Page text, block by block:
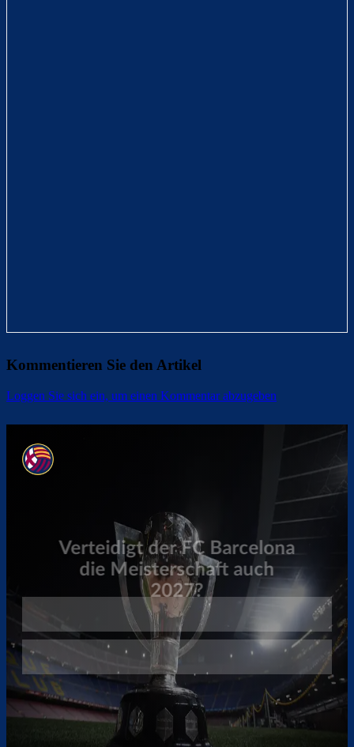
Kommentieren Sie den Artikel
Loggen Sie sich ein, um einen Kommentar abzugeben
Überspringen
Überspringen